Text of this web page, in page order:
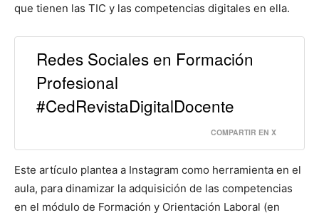
que tienen las TIC y las competencias digitales en ella.
Redes Sociales en Formación
Profesional
#CedRevistaDigitalDocente
COMPARTIR EN X
Este artículo plantea a Instagram como herramienta en el
aula, para dinamizar la adquisición de las competencias
en el módulo de Formación y Orientación Laboral (en